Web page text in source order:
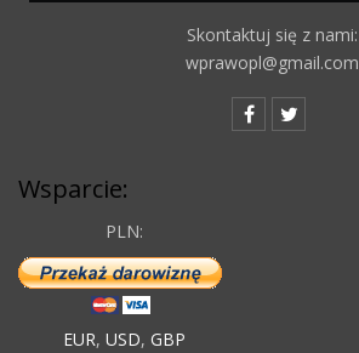
Skontaktuj się z nami:
wprawopl@gmail.com
Wsparcie:
PLN:
EUR, USD, GBP